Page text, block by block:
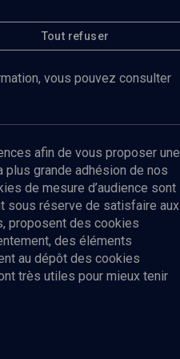
Tout refuser
vous pouvez consulter
afin de vous proposer une
grande adhésion de nos
de mesure d’audience sont
sous réserve de satisfaire aux
proposent des cookies
des éléments
au dépôt des cookies
très utiles pour mieux tenir